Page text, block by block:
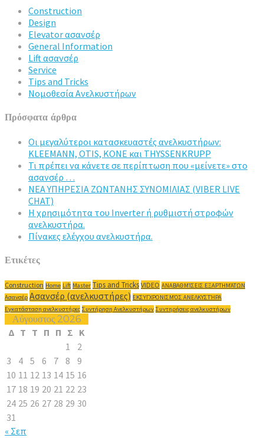
Construction
Design
Elevator ασανσέρ
General Information
Lift ασανσέρ
Service
Tips and Tricks
Νομοθεσία Ανελκυστήρων
Πρόσφατα άρθρα
Οι μεγαλύτεροι κατασκευαστές ανελκυστήρων:
KLEEMANN, OTIS, KONE και THYSSENKRUPP
Τι πρέπει να κάνετε σε περίπτωση που «μείνετε» στο
ασανσέρ …
ΝΕΑ ΥΠΗΡΕΣΙΑ ΖΩΝΤΑΝΗΣ ΣΥΝΟΜΙΛΙΑΣ (VIBER LIVE
CHAT)
Η χρησιμότητα του Inverter ή ρυθμιστή στροφών
ανελκυστήρα.
Πίνακες ελέγχου ανελκυστήρα.
Ετικέτες
Construction Home Lift Master Tips and Tricks VIDEO ΑΝΑΒΑΘΜΊΣΕΙΣ ΕΞΑΡΤΗΜΆΤΩΝ
Ασανσέρ Ασανσέρ (ανελκυστήρες) ΕΚΣΥΓΧΡΟΝΙΣΜΌΣ ΑΝΕΛΚΥΣΤΉΡΑ
Εγκατάσταση ανελκυστήρες Συντήρηση Ανελκυστήρων Συντηρήσεις ανελκυστήρων
Αύγουστος 2026
Δ Τ Τ Π Π Σ Κ
1
2
3
4 5 6 7 8
9
10 11 12 13 14 15 16
17 18 19 20 21 22 23
24 25 26 27 28 29 30
31
« Σεπ